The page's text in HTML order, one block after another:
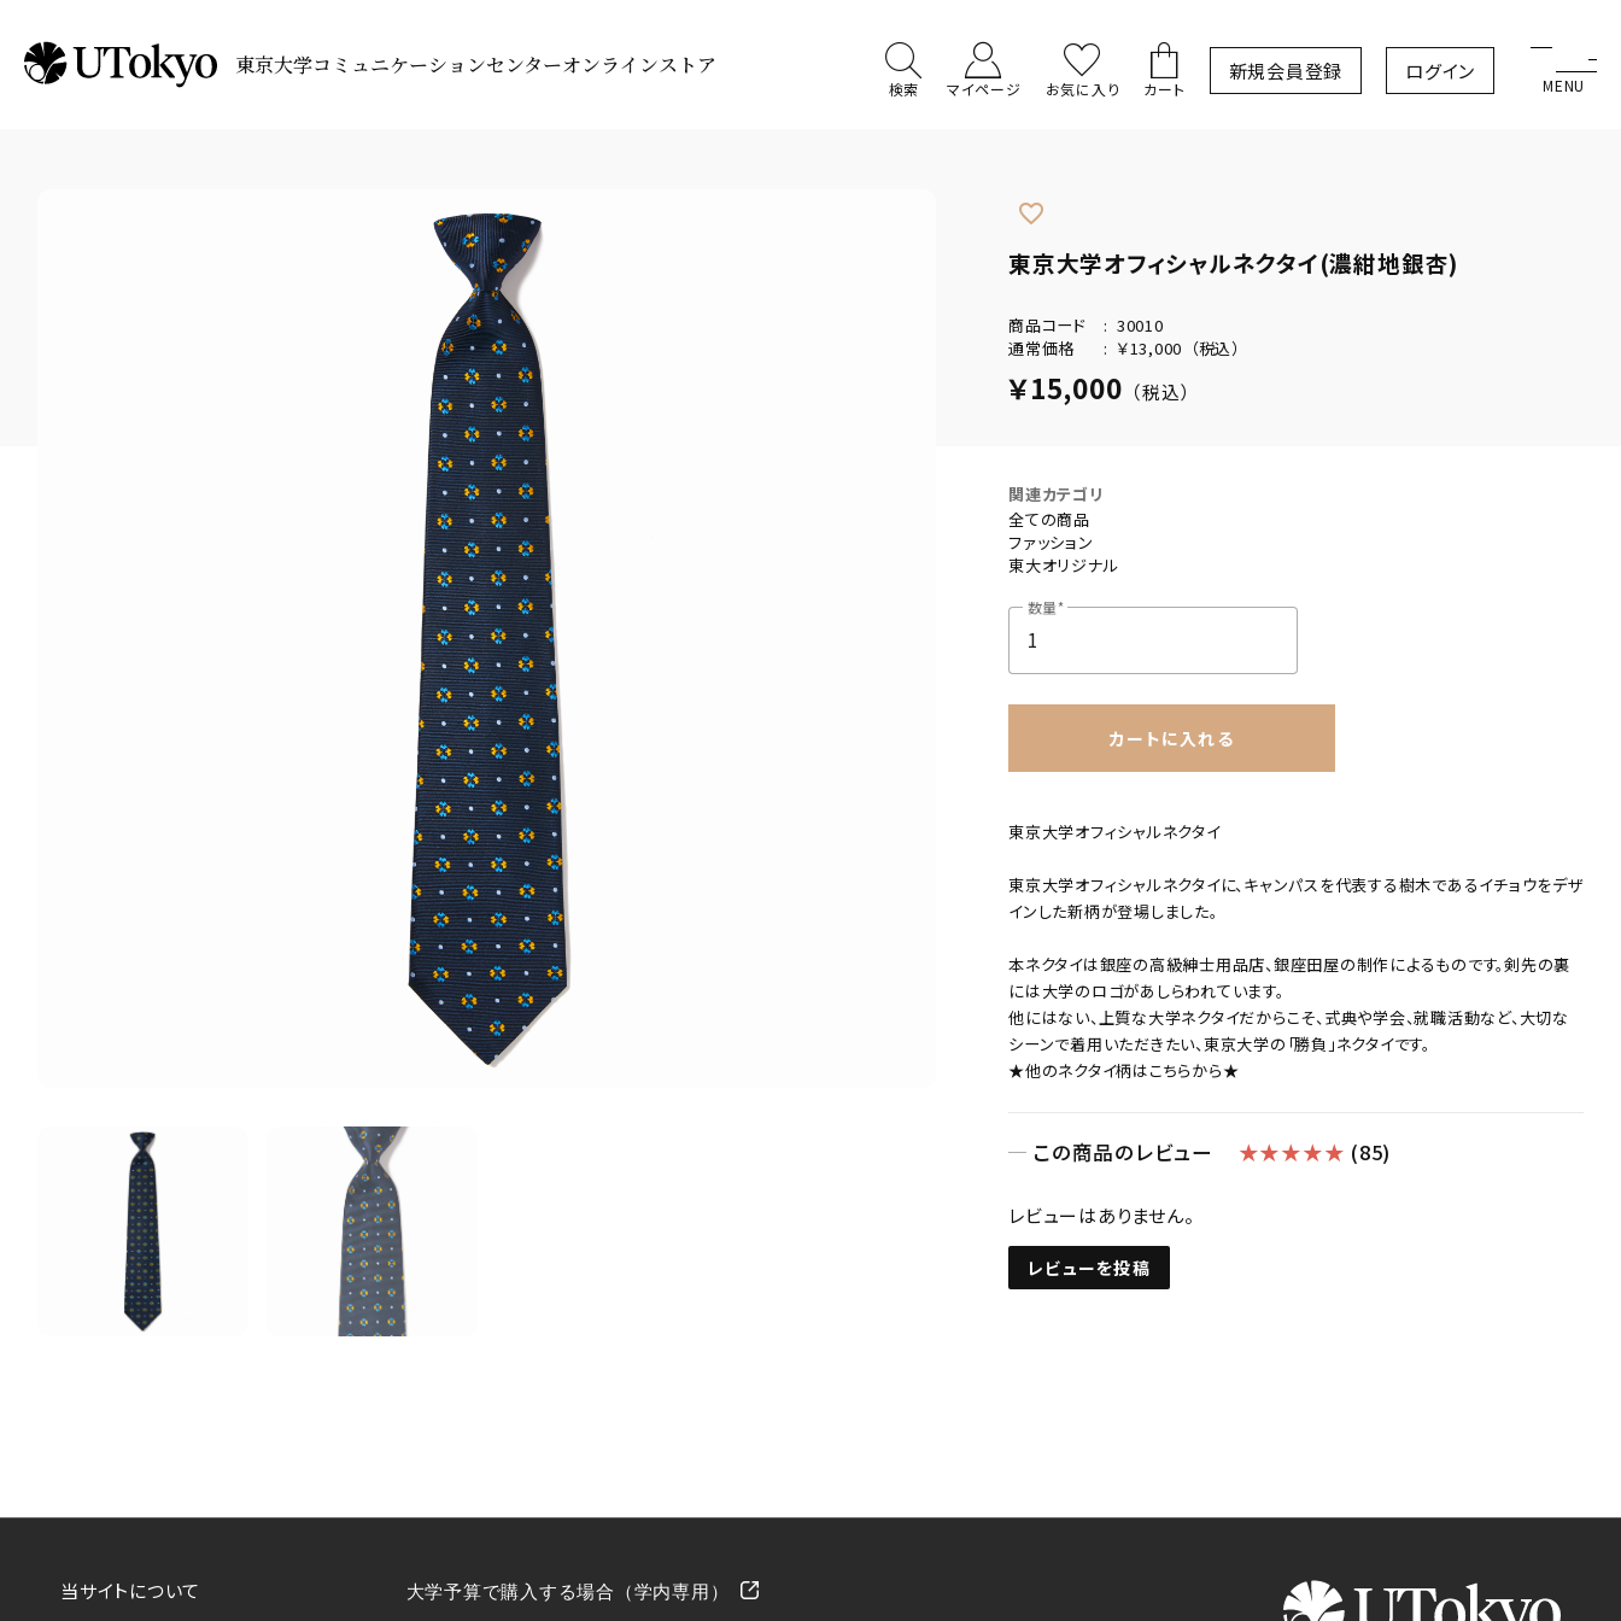
東京大学コミュニケーションセンターオンラインストア
検索 マイページ お気に入り カート
新規会員登録 ログイン
favorite_border
東京大学オフィシャルネクタイ(濃紺地銀杏)
商品コード
30010
通常価格
￥13,000 （税込）
￥15,000 （税込）
関連カテゴリ
全ての商品
ファッション
東大オリジナル
数量
カートに入れる
close
東京大学オフィシャルネクタイ
東京大学オフィシャルネクタイに、キャンパスを代表する樹木であるイチョウをデザ
インした新柄が登場しました。
本ネクタイは銀座の高級紳士用品店、銀座田屋の制作によるものです。剣先の裏
には大学のロゴがあしらわれています。
他にはない、上質な大学ネクタイだからこそ、式典や学会、就職活動など、大切な
シーンで着用いただきたい、東京大学の「勝負」ネクタイです。
★他のネクタイ柄はこちらから★
この商品のレビュー ★★★★★ (85)
レビューはありません。
レビューを投稿
当サイトについて 大学予算で購入する場合（学内専用）